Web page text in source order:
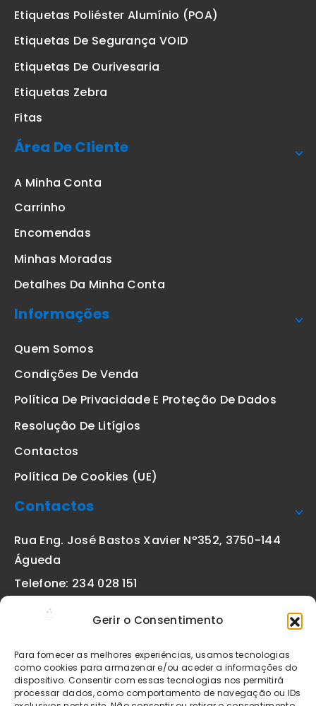
Gerir o Consentimento
Para fornecer as melhores experiências, usamos tecnologias
como cookies para armazenar e/ou aceder a informações do
dispositivo. Consentir com essas tecnologias nos permitirá
processar dados, como comportamento de navegação ou IDs
Etiquetas Poliéster Alumínio (POA)
Etiquetas De Segurança VOID
Etiquetas De Ourivesaria
Etiquetas Zebra
Fitas
Área De Cliente
A Minha Conta
Carrinho
Encomendas
Minhas Moradas
Detalhes Da Minha Conta
Informações
Quem Somos
Condições De Venda
Política De Privacidade E Proteção De Dados
Resolução De Litígios
Contactos
Política De Cookies (UE)
Contactos
Rua Eng. José Bastos Xavier Nº352, 3750-144
Águeda
Telefone: 234 028 151
geral@etiquetas-online.pt
Os preços indicados incluem IVA à taxa legal em vigor. Todos